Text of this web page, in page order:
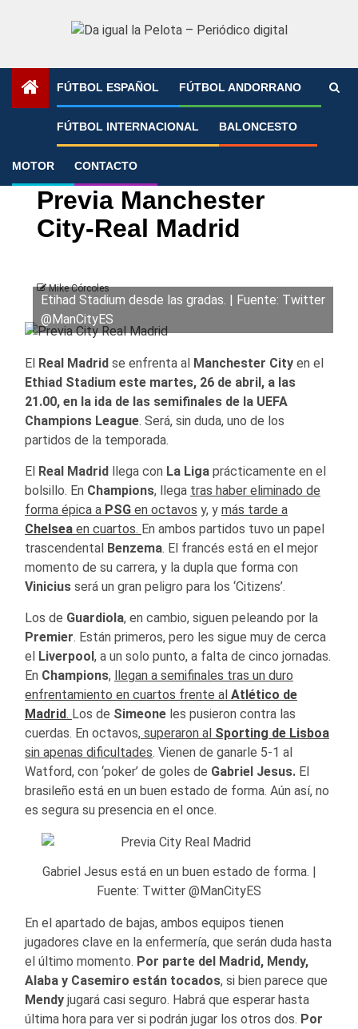
FÚTBOL ESPAÑOL FÚTBOL ANDORRANO
FÚTBOL INTERNACIONAL BALONCESTO
MOTOR CONTACTO
»
Champions League Real Madrid
Previa Manchester
City-Real Madrid
Mike Córcoles
Etihad Stadium desde las gradas. | Fuente: Twitter
@ManCityES
El Real Madrid se enfrenta al Manchester City en el
Ethiad Stadium este martes, 26 de abril, a las
21.00, en la ida de las semifinales de la UEFA
Champions League. Será, sin duda, uno de los
partidos de la temporada.
El Real Madrid llega con La Liga prácticamente en el
bolsillo. En Champions, llega tras haber eliminado de
forma épica a PSG en octavos y, y más tarde a
Chelsea en cuartos. En ambos partidos tuvo un papel
trascendental Benzema. El francés está en el mejor
momento de su carrera, y la dupla que forma con
Vinicius será un gran peligro para los ‘Citizens’.
Los de Guardiola, en cambio, siguen peleando por la
Premier. Están primeros, pero les sigue muy de cerca
el Liverpool, a un solo punto, a falta de cinco jornadas.
En Champions, llegan a semifinales tras un duro
enfrentamiento en cuartos frente al Atlético de
Madrid. Los de Simeone les pusieron contra las
cuerdas. En octavos, superaron al Sporting de Lisboa
sin apenas dificultades. Vienen de ganarle 5-1 al
Watford, con ‘poker’ de goles de Gabriel Jesus. El
brasileño está en un buen estado de forma. Aún así, no
es segura su presencia en el once.
Gabriel Jesus está en un buen estado de forma. |
Fuente: Twitter @ManCityES
En el apartado de bajas, ambos equipos tienen
jugadores clave en la enfermería, que serán duda hasta
el último momento. Por parte del Madrid, Mendy,
Alaba y Casemiro están tocados, si bien parece que
Mendy jugará casi seguro. Habrá que esperar hasta
última hora para ver si podrán jugar los otros dos. Por